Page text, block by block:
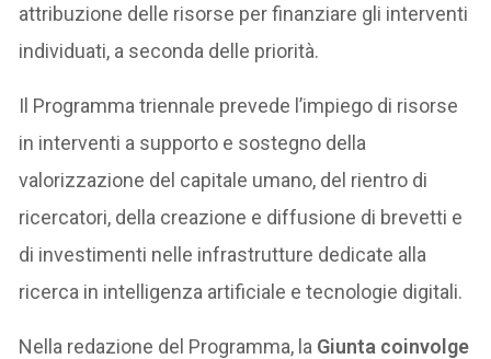
attribuzione delle risorse per finanziare gli interventi
individuati, a seconda delle priorità.
Il Programma triennale prevede l’impiego di risorse
in interventi a supporto e sostegno della
valorizzazione del capitale umano, del rientro di
ricercatori, della creazione e diffusione di brevetti e
di investimenti nelle infrastrutture dedicate alla
ricerca in intelligenza artificiale e tecnologie digitali.
Nella redazione del Programma, la Giunta coinvolge